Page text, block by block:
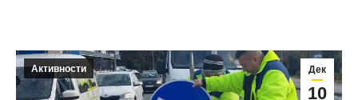
Дек
10
Активности